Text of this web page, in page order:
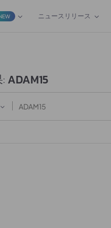
ニュースリリース
ADAM15